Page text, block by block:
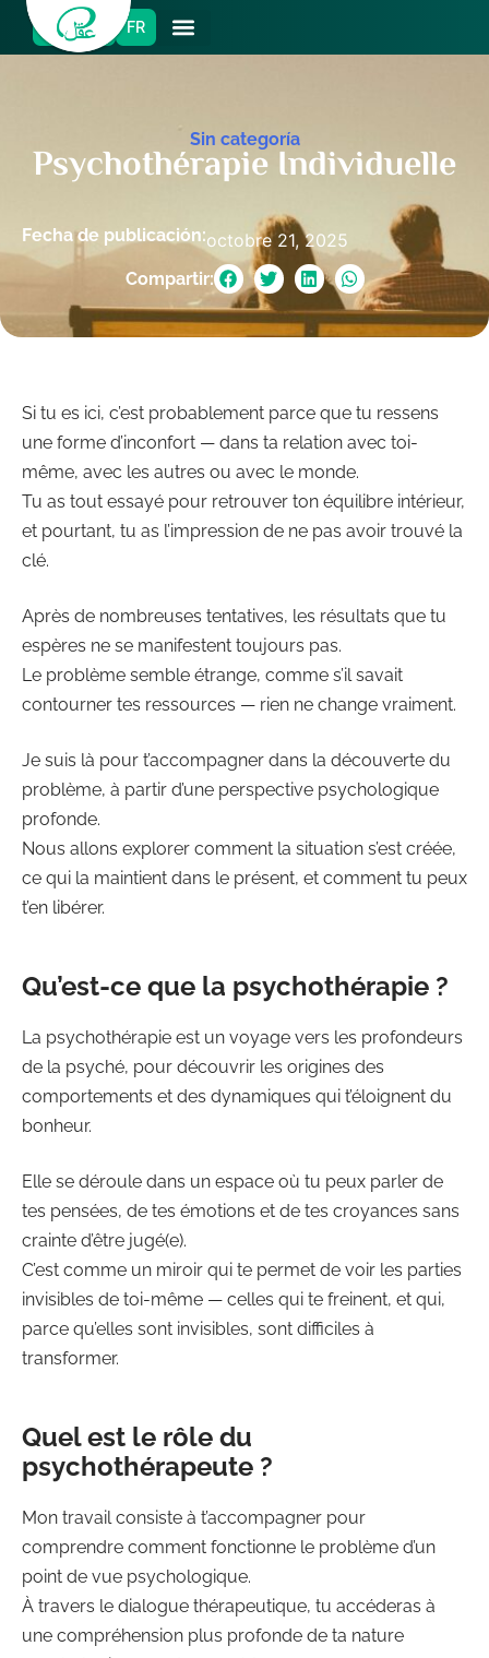
ES EN FR
Sin categoría
Psychothérapie Individuelle
Fecha de publicación:octobre 21, 2025
Compartir:
Si tu es ici, c’est probablement parce que tu ressens
une forme d’inconfort — dans ta relation avec toi-
même, avec les autres ou avec le monde.
Tu as tout essayé pour retrouver ton équilibre intérieur,
et pourtant, tu as l’impression de ne pas avoir trouvé la
clé.
Après de nombreuses tentatives, les résultats que tu
espères ne se manifestent toujours pas.
Le problème semble étrange, comme s’il savait
contourner tes ressources — rien ne change vraiment.
Je suis là pour t’accompagner dans la découverte du
problème, à partir d’une perspective psychologique
profonde.
Nous allons explorer comment la situation s’est créée,
ce qui la maintient dans le présent, et comment tu peux
t’en libérer.
Qu’est-ce que la psychothérapie ?
La psychothérapie est un voyage vers les profondeurs
de la psyché, pour découvrir les origines des
comportements et des dynamiques qui t’éloignent du
bonheur.
Elle se déroule dans un espace où tu peux parler de
tes pensées, de tes émotions et de tes croyances sans
crainte d’être jugé(e).
C’est comme un miroir qui te permet de voir les parties
invisibles de toi-même — celles qui te freinent, et qui,
parce qu’elles sont invisibles, sont difficiles à
transformer.
Quel est le rôle du
psychothérapeute ?
Mon travail consiste à t’accompagner pour
comprendre comment fonctionne le problème d’un
point de vue psychologique.
À travers le dialogue thérapeutique, tu accéderas à
une compréhension plus profonde de ta nature